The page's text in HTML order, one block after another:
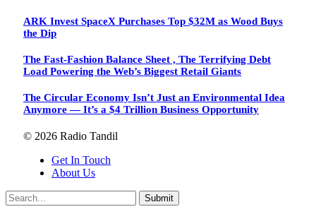
ARK Invest SpaceX Purchases Top $32M as Wood Buys
the Dip
The Fast-Fashion Balance Sheet , The Terrifying Debt
Load Powering the Web’s Biggest Retail Giants
The Circular Economy Isn’t Just an Environmental Idea
Anymore — It’s a $4 Trillion Business Opportunity
© 2026 Radio Tandil
Get In Touch
About Us
Submit